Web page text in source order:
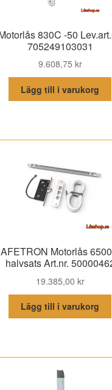
830C -50
705249103031
9.608,75 kr
Lägg till i varukorg
Motorlås
halvsats Art.nr.
19.385,00 kr
Lägg till i varukorg